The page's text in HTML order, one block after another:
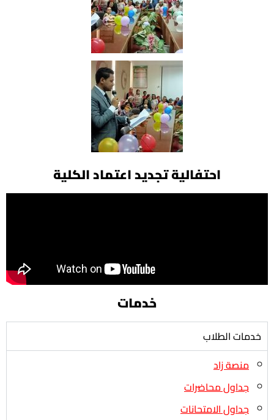
احتفالية تجديد اعتماد الكلية
خدمات
خدمات الطلاب
منصة زاد
جداول محاضرات
جداول الامتحانات